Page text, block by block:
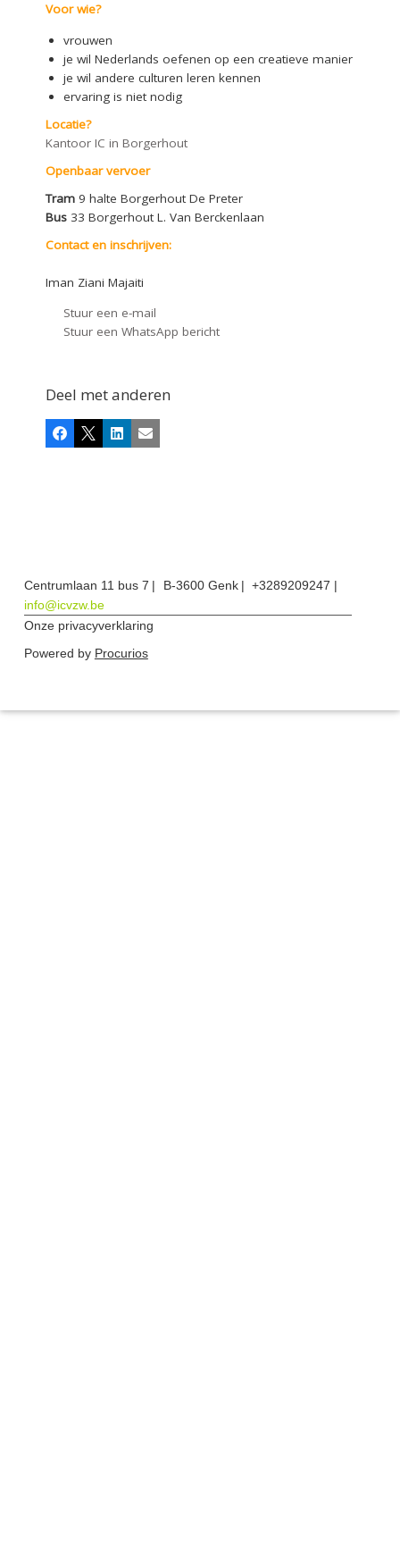
Voor wie?
vrouwen
je wil Nederlands oefenen op een creatieve manier
je wil andere culturen leren kennen
ervaring is niet nodig
Locatie?
Kantoor IC in Borgerhout
Openbaar vervoer
Tram9 halte Borgerhout De Preter
Bus33 Borgerhout L. Van Berckenlaan
Contact en inschrijven:
Iman Ziani Majaiti
Stuur een e-mail
Stuur een WhatsApp bericht
Deel met anderen
Facebook
X LinkedInE-mail
Centrumlaan 11 bus 7 B-3600 Genk
+3289209247
info@icvzw.be
Onze privacyverklaring
Powered by Procurios